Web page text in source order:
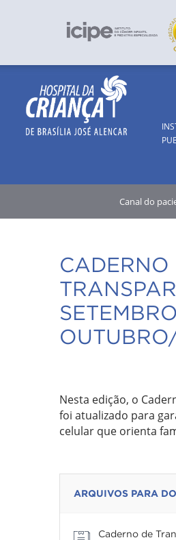
Canal do
CADERNO
Nesta edição, o
foi atualizado para
celular que orienta
ARQUIVOS PARA
Caderno de